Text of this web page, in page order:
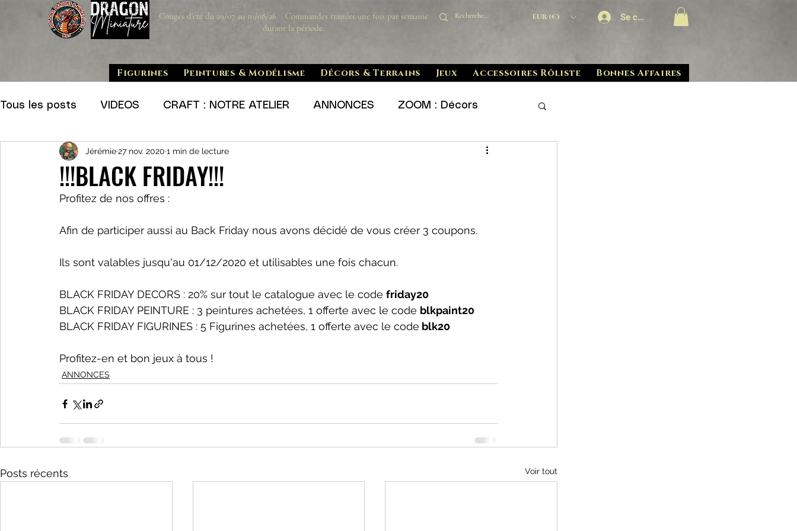
Congés d'été du 29/07 au 10/08/26 : Commandes traitées une fois par semaine
durant la période.
EUR (€) Se connecter
Figurines Peintures & Modélisme Décors & Terrains Jeux Accessoires Rôliste Bonnes Affaires
Tous les posts VIDEOS CRAFT : NOTRE ATELIER ANNONCES ZOOM : Décors
ZOOM : Figurines JEU DE FIGURINES
PRECOMMANDE
!!!BLACK FRIDAY!!!
Jérémie27 nov. 2020 1 min de lecture
Profitez de nos offres :
Afin de participer aussi au Back Friday nous avons décidé de vous créer 3 coupons.
Ils sont valables jusqu'au 01/12/2020 et utilisables une fois chacun.
BLACK FRIDAY DECORS : 20% sur tout le catalogue avec le code friday20
BLACK FRIDAY PEINTURE : 3 peintures achetées, 1 offerte avec le code blkpaint20
BLACK FRIDAY FIGURINES : 5 Figurines achetées, 1 offerte avec le code blk20
Profitez-en et bon jeux à tous !
ANNONCES
Posts récents Voir tout